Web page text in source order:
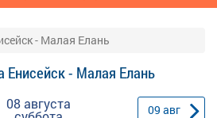
- Малая Елань
Енисейск - Малая Елань
08 августа 09 авг